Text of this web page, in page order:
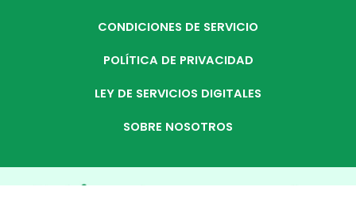
CONDICIONES DE SERVICIO
POLÍTICA DE PRIVACIDAD
LEY DE SERVICIOS DIGITALES
SOBRE NOSOTROS